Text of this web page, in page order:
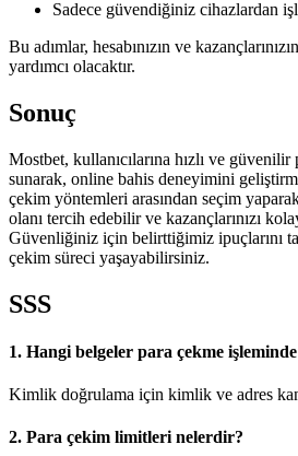
Sadece güvendiğiniz cihazlardan
Bu adımlar, hesabınızın ve
yardımcı olacaktır.
Sonuç
Mostbet, kullanıcılarına hızlı ve
sunarak, online bahis deneyimini
çekim yöntemleri arasından seçim
olanı tercih edebilir ve kazançlarınızı
Güvenliğiniz için belirttiğimiz ipuçlarını
çekim süreci yaşayabilirsiniz.
SSS
1. Hangi belgeler para çekme
Kimlik doğrulama için kimlik ve adres
2. Para çekim limitleri nelerdir?